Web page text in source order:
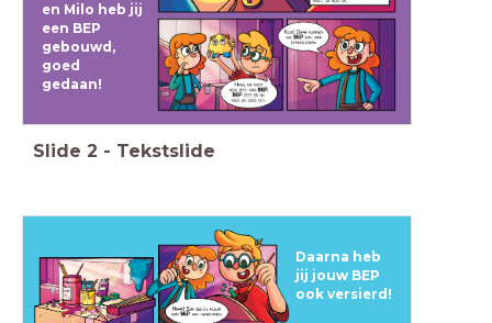
en Milo heb jij
een BEP
gebouwd,
goed
gedaan!
Slide 2 - Tekstslide
Daarna heb
jij jouw BEP
ook versierd!